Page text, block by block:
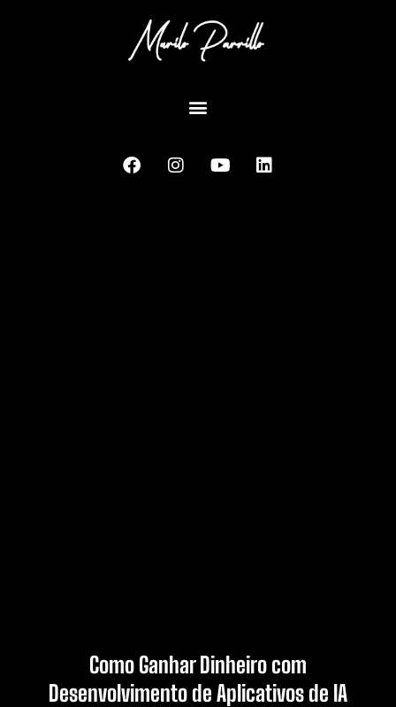
Como Ganhar Dinheiro com
Desenvolvimento de Aplicativos de IA